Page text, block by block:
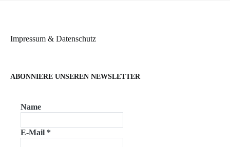
Impressum & Datenschutz
ABONNIERE UNSEREN NEWSLETTER
Name
E-Mail *